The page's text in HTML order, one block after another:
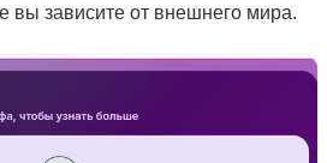
вы зависите от внешнего мира.